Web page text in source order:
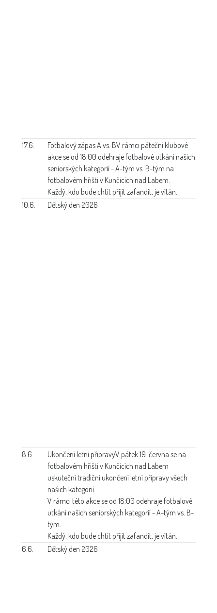
17.6. Fotbalový zápas A vs. BV rámci páteční klubové
akce se od 18:00 odehraje fotbalové utkání našich
seniorských kategorií - A-tým vs. B-tým na
fotbalovém hřišti v Kunčicích nad Labem.
Každý, kdo bude chtít přijít zafandit, je vítán.
10.6.
Dětský den 2026
8.6. Ukončení letní přípravyV pátek 19. června se na
fotbalovém hřišti v Kunčicích nad Labem
uskuteční tradiční ukončení letní přípravy všech
našich kategorií.
V rámci této akce se od 18:00 odehraje fotbalové
utkání našich seniorských kategorií - A-tým vs. B-
tým.
Každý, kdo bude chtít přijít zafandit, je vítán.
6.6.
Dětský den 2026